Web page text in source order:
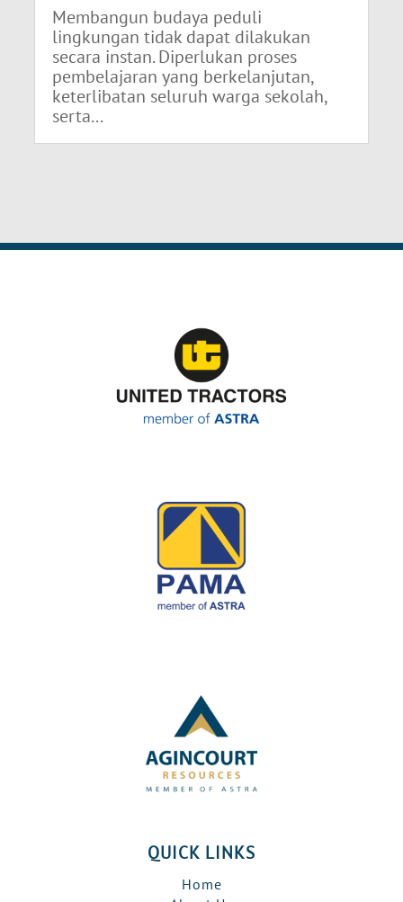
Membangun budaya peduli
lingkungan tidak dapat dilakukan
secara instan. Diperlukan proses
pembelajaran yang berkelanjutan,
keterlibatan seluruh warga sekolah,
serta...
QUICK LINKS
Home